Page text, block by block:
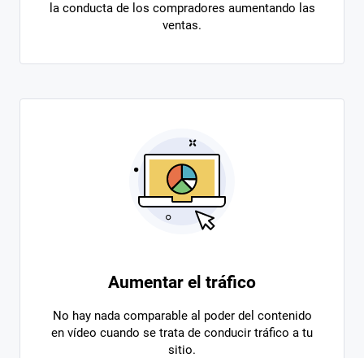
la conducta de los compradores aumentando las
ventas.
Aumentar el tráfico
No hay nada comparable al poder del contenido
en vídeo cuando se trata de conducir tráfico a tu
sitio.